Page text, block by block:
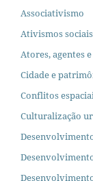
Associativismo
Ativismos sociais
Atores, agentes
Cidade e
Conflitos
Culturalização